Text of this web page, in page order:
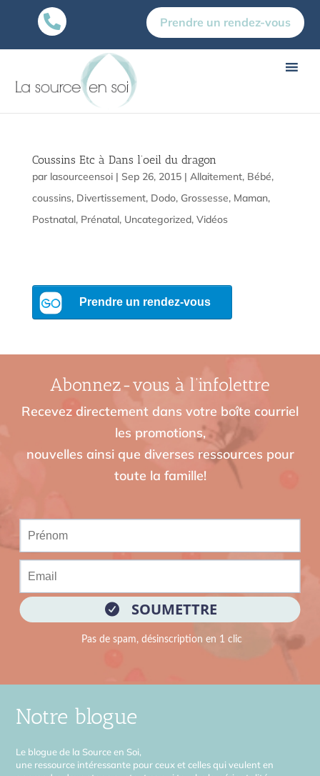
 Prendre un rendez-vous
Coussins Etc à Dans l’oeil du dragon
par lasourceensoi| Sep 26, 2015| Allaitement, Bébé,
coussins, Divertissement, Dodo, Grossesse, Maman,
Postnatal, Prénatal, Uncategorized, Vidéos
Abonnez-vous à l’infolettre
Recevez directement dans votre boîte courriel
les promotions,
nouvelles ainsi que diverses ressources pour
toute la famille!
Notre blogue
Le blogue de la Source en Soi,
une ressource intéressante pour ceux et celles qui veulent en